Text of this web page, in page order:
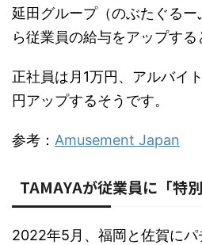
延田グループ（のぶたぐる
ら従業員の給与をアップする
正社員は月1万円、アルバイ
円アップするそうです。
参考： Amusement Japan
TAMAYAが従業員に「特
2022年5月、福岡と佐賀にパ